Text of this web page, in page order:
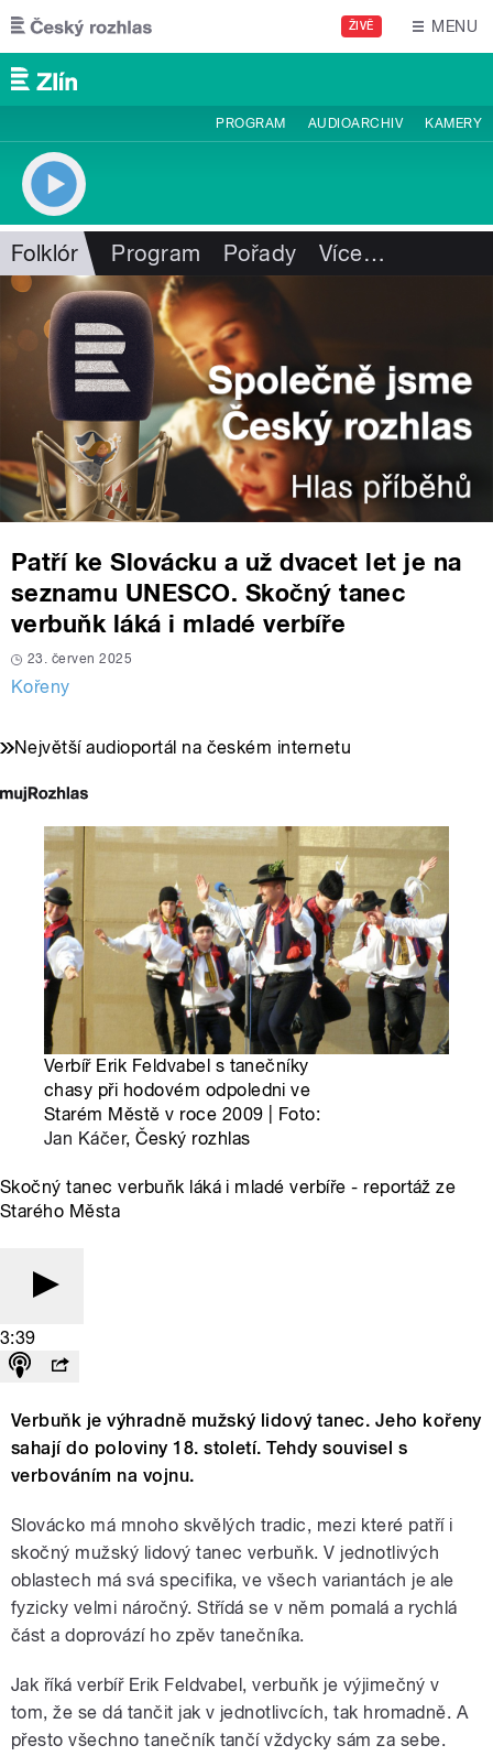
Přejít k hlavnímu obsahu
ŽIVĚ MENU
PROGRAM AUDIOARCHIV KAMERY
Folklór Program Pořady Více…
Patří ke Slovácku a už dvacet let je na
seznamu UNESCO. Skočný tanec
verbuňk láká i mladé verbíře
23. červen 2025
Kořeny
Největší audioportál na českém internetu
Verbíř Erik Feldvabel s tanečníky
chasy při hodovém odpoledni ve
Starém Městě v roce 2009 | Foto:
Jan Káčer, Český rozhlas
Skočný tanec verbuňk láká i mladé verbíře - reportáž ze
Starého Města
3:39
Verbuňk je výhradně mužský lidový tanec. Jeho kořeny
sahají do poloviny 18. století. Tehdy souvisel s
verbováním na vojnu.
Slovácko má mnoho skvělých tradic, mezi které patří i
skočný mužský lidový tanec verbuňk. V jednotlivých
oblastech má svá specifika, ve všech variantách je ale
fyzicky velmi náročný. Střídá se v něm pomalá a rychlá
část a doprovází ho zpěv tanečníka.
Jak říká verbíř Erik Feldvabel, verbuňk je výjimečný v
tom, že se dá tančit jak v jednotlivcích, tak hromadně. A
přesto všechno tanečník tančí vždycky sám za sebe.